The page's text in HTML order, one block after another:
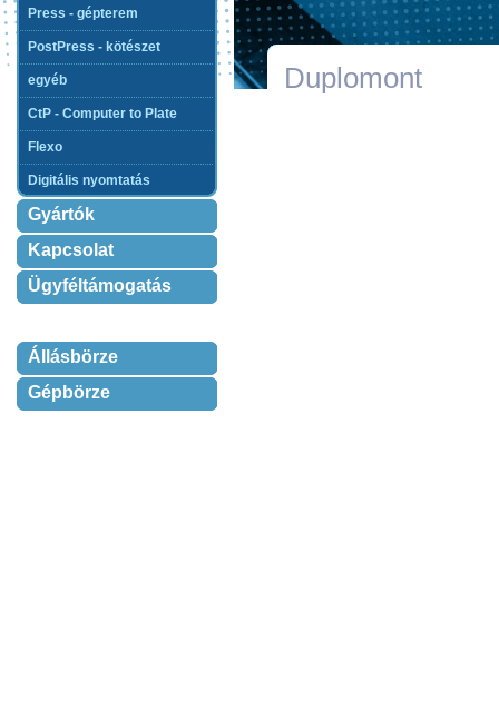
Duplomont
Press - gépterem
PostPress - kötészet
egyéb
CtP - Computer to Plate
Flexo
Digitális nyomtatás
Gyártók
Kapcsolat
Ügyféltámogatás
Állásbörze
Gépbörze